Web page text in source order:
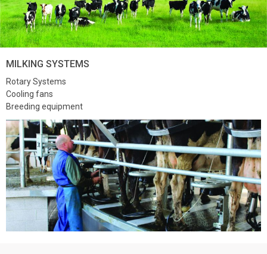
MILKING SYSTEMS
Rotary Systems
Cooling fans
Breeding equipment